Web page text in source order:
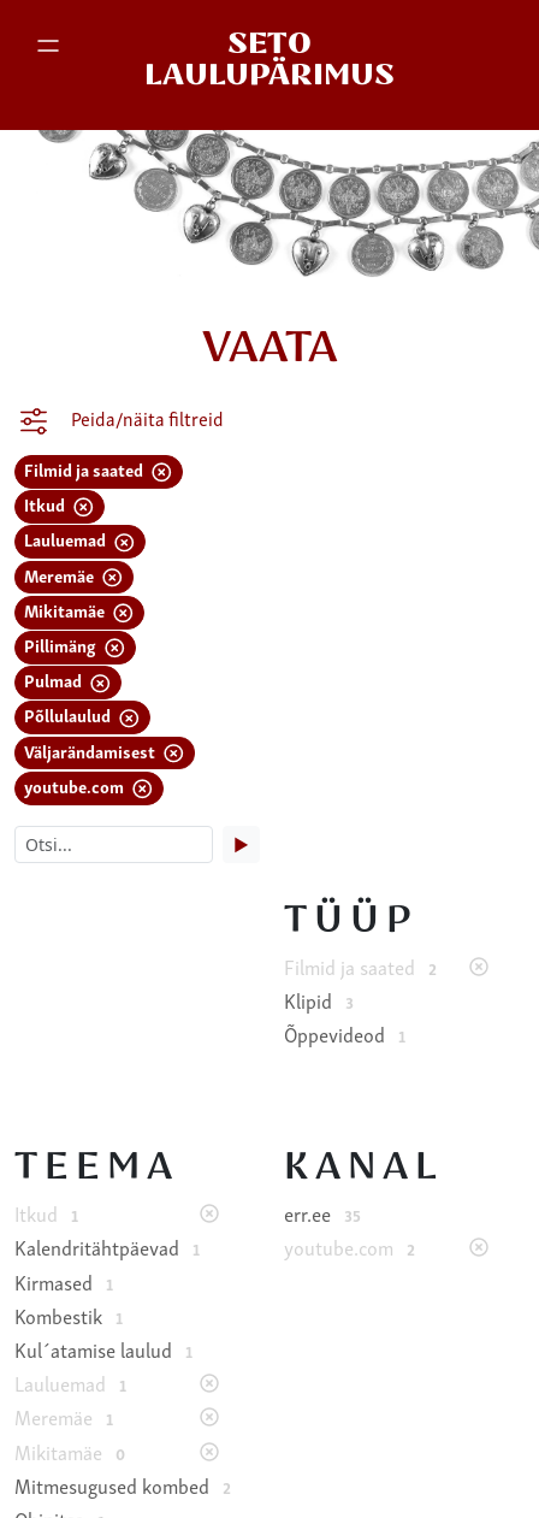
SETO
LAULUPÄRIMUS
VAATA
Peida/näita filtreid
Filmid ja saated
Itkud
Lauluemad
Meremäe
Mikitamäe
Pillimäng
Pulmad
Põllulaulud
Väljarändamisest
youtube.com
▶
TÜÜP
Filmid ja saated 2
Klipid 3
Õppevideod 1
TEEMA
Itkud 1
Kalendritähtpäevad 1
Kirmased 1
Kombestik 1
Kul´atamise laulud 1
Lauluemad 1
Meremäe 1
Mikitamäe 0
Mitmesugused kombed 2
KANAL
err.ee 35
youtube.com 2